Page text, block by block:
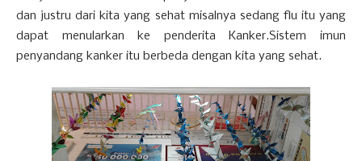
dan justru dari kita yang sehat misalnya sedang flu itu yang
dapat menularkan ke penderita Kanker.Sistem imun
penyandang kanker itu berbeda dengan kita yang sehat.